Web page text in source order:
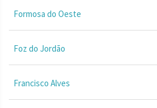
Formosa do Oeste
Foz do Jordão
Francisco Alves